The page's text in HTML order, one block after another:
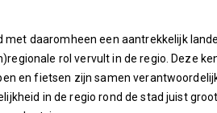
daaromheen een aantrekkelijk
rol vervult in de regio. Deze
en fietsen zijn samen
in de regio rond de stad juist